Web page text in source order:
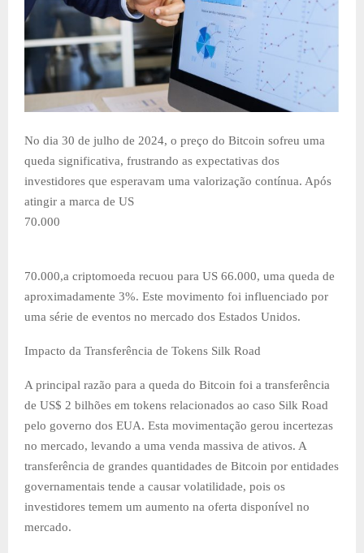
No dia 30 de julho de 2024, o preço do Bitcoin sofreu uma
queda significativa, frustrando as expectativas dos
investidores que esperavam uma valorização contínua. Após
atingir a marca de US
70.000
70.000,a criptomoeda recuou para US 66.000, uma queda de
aproximadamente 3%. Este movimento foi influenciado por
uma série de eventos no mercado dos Estados Unidos.
Impacto da Transferência de Tokens Silk Road
A principal razão para a queda do Bitcoin foi a transferência
de US$ 2 bilhões em tokens relacionados ao caso Silk Road
pelo governo dos EUA. Esta movimentação gerou incertezas
no mercado, levando a uma venda massiva de ativos. A
transferência de grandes quantidades de Bitcoin por entidades
governamentais tende a causar volatilidade, pois os
investidores temem um aumento na oferta disponível no
mercado.